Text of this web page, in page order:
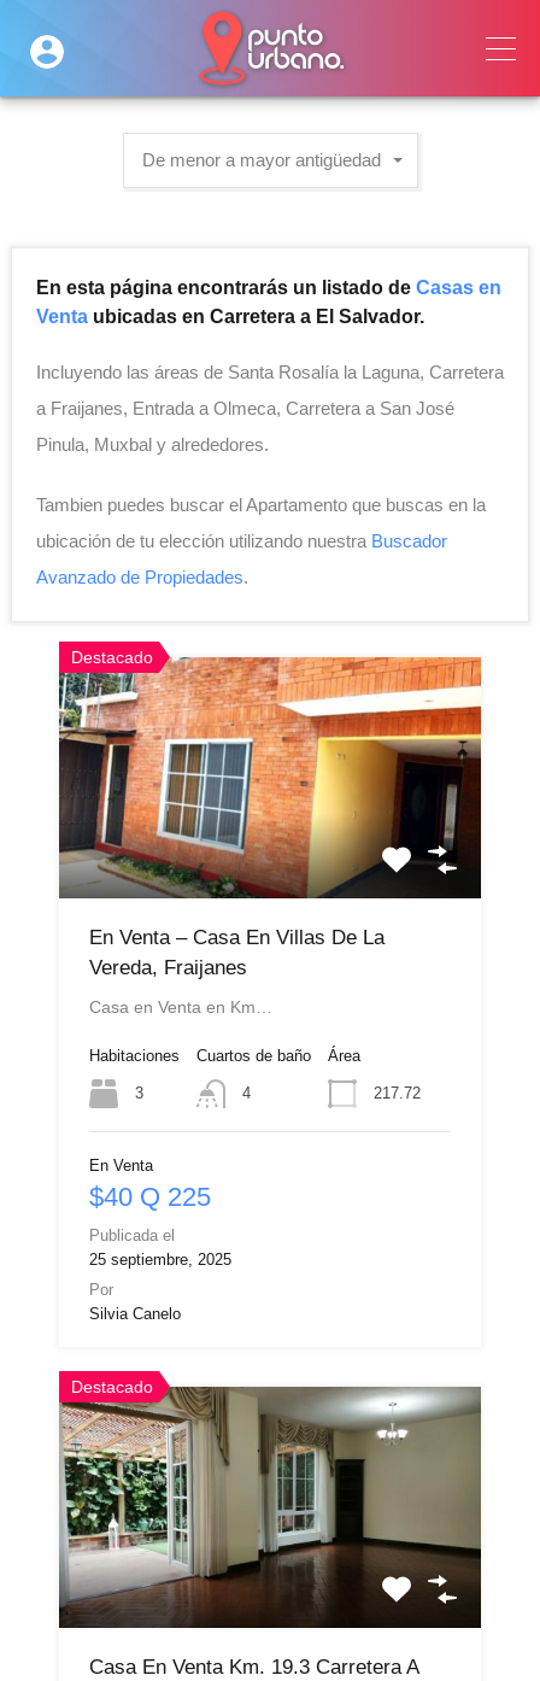
De menor a mayor antigüedad
En esta página encontrarás un listado de Casas en
Venta ubicadas en Carretera a El Salvador.
Incluyendo las áreas de Santa Rosalía la Laguna, Carretera
a Fraijanes, Entrada a Olmeca, Carretera a San José
Pinula, Muxbal y alrededores.
Tambien puedes buscar el Apartamento que buscas en la
ubicación de tu elección utilizando nuestra Buscador
Avanzado de Propiedades.
Destacado
En Venta – Casa En Villas De La
Vereda, Fraijanes
Casa en Venta en Km…
Habitaciones
3
Cuartos de baño
4
Área
217.72
En Venta
$40 Q 225
Publicada el
25 septiembre, 2025
Por
Silvia Canelo
Destacado
Casa En Venta Km. 19.3 Carretera A